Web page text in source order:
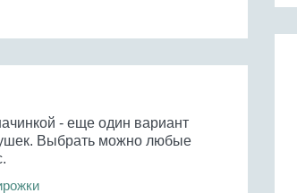
- еще один вариант
Выбрать можно любые